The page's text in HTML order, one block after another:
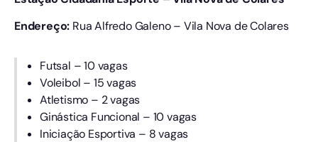
Endereço: Rua Alfredo Galeno – Vila Nova de Colares
Futsal – 10 vagas
Voleibol – 15 vagas
Atletismo – 2 vagas
Ginástica Funcional – 10 vagas
Iniciação Esportiva – 8 vagas